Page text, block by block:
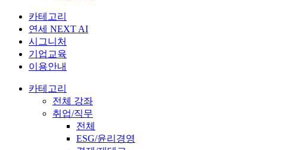
카테고리
연세 NEXT AI
시그니처
기업교육
이용안내
카테고리
전체 강좌
취업/직무
전체
ESG/윤리경영